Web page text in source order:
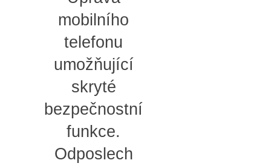
mobilního
telefonu
umožňující
skryté
bezpečnostní
funkce.
Odposlech